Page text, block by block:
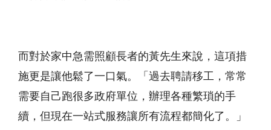
而對於家中急需照顧長者的黃先生來說，這項措
施更是讓他鬆了一口氣。「過去聘請移工，常常
需要自己跑很多政府單位，辦理各種繁瑣的手
續，但現在一站式服務讓所有流程都簡化了。」